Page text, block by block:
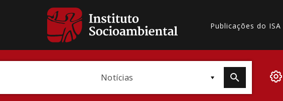
Publicações do ISA
Notícias